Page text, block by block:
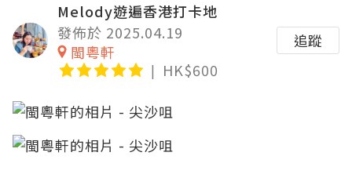
Melody遊遍香港打卡地
發佈於 2025.04.19
閩粵軒
HK$600
追蹤